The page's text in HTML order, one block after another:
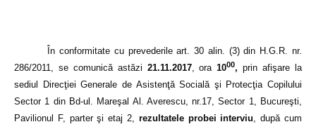
În conformitate cu prevederile art. 30 alin. (3) din H.G.R. nr.
286/2011, se comunică astăzi 21.11.2017, ora1000, prin afişare la
sediul Direcţiei Generale de Asistenţă Socială şi Protecţia Copilului
Sector 1 din Bd-ul. Mareşal Al. Averescu, nr.17, Sector 1, Bucureşti,
Pavilionul F, parter şi etaj 2, rezultatele probei interviu, după cum